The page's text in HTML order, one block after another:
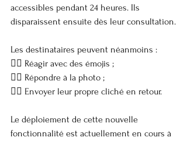
accessibles pendant 24 heures. Ils
disparaissent ensuite dès leur consultation.
Les destinataires peuvent néanmoins :
👉🏼 Réagir avec des émojis ;
👉🏼 Répondre à la photo ;
👉🏼 Envoyer leur propre cliché en retour.
Le déploiement de cette nouvelle
fonctionnalité est actuellement en cours à